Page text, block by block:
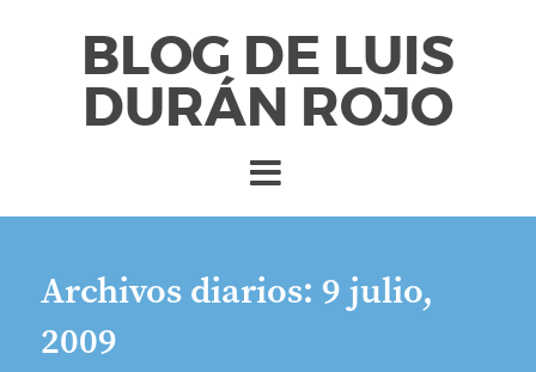
BLOG DE LUIS
DURÁN ROJO
Archivos diarios: 9 julio,
2009